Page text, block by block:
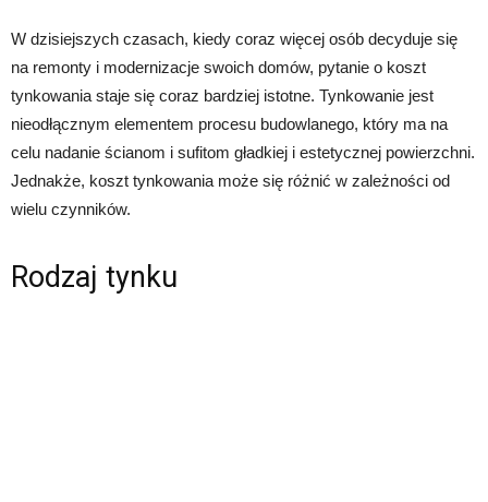
W dzisiejszych czasach, kiedy coraz więcej osób decyduje się
na remonty i modernizacje swoich domów, pytanie o koszt
tynkowania staje się coraz bardziej istotne. Tynkowanie jest
nieodłącznym elementem procesu budowlanego, który ma na
celu nadanie ścianom i sufitom gładkiej i estetycznej powierzchni.
Jednakże, koszt tynkowania może się różnić w zależności od
wielu czynników.
Rodzaj tynku